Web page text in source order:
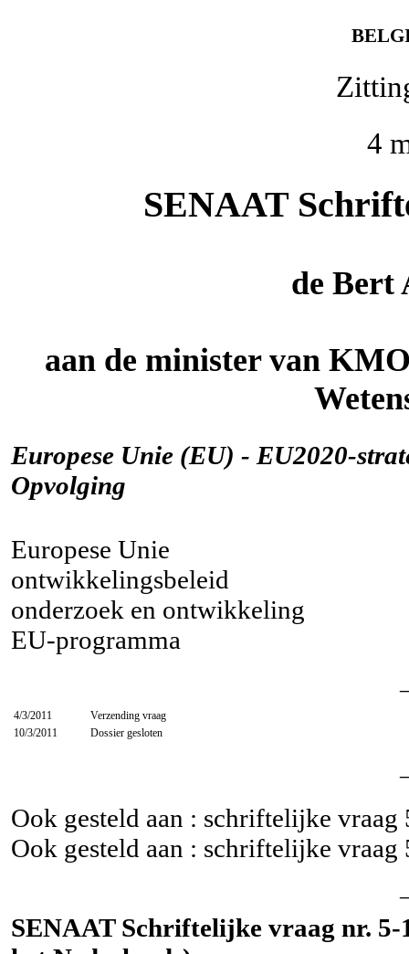
4
SENAAT
de Bert
aan de minister van
Europese Unie (EU) - EU2020-
Opvolging
Europese Unie
ontwikkelingsbeleid
onderzoek en ontwikkeling
EU-programma
4/3/2011
Verzending vraag
10/3/2011
Dossier gesloten
Ook gesteld aan : schriftelijke vraag
Ook gesteld aan : schriftelijke vraag
SENAAT Schriftelijke vraag nr. 5-